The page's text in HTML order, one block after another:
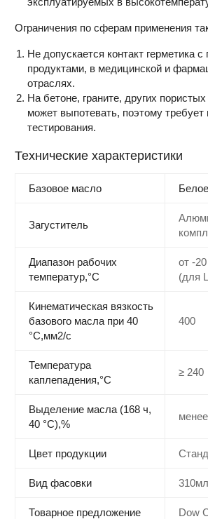
Ограничения по сферам применения
Не допускается контакт герметика
продуктами, в медицинской и
отраслях.
На бетоне, граните, других
может выпотевать, поэтому требует
тестирования.
Технические характеристики
Базовое масло
Загуститель
Диапазон рабочих
температур,°С
от -
(для
Кинематическая вязкость
базового масла при 40
°С,мм2/c
400
Температура
каплепадения,°C
≥ 240
Выделение масла (168 ч,
40 °C),%
Цвет продукции
Вид фасовки
Товарное предложение Dow